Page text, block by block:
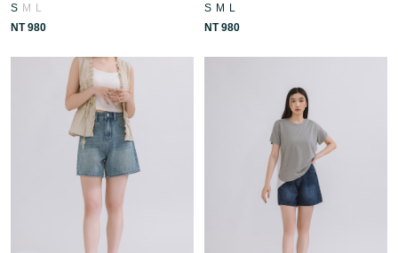
S M L
NT 980
S M L
NT 980